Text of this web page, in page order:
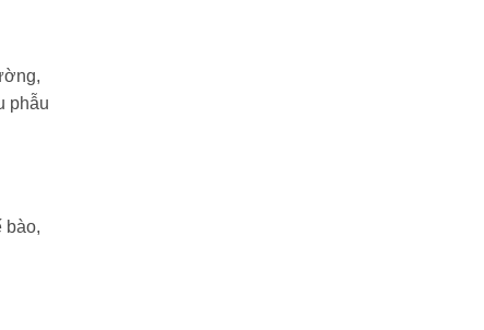
phẫu
bào,